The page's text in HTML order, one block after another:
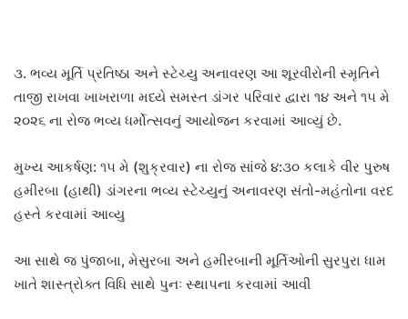
૩. ભવ્ય મૂર્તિ પ્રતિષ્ઠા અને સ્ટેચ્યુ અનાવરણ આ શૂરવીરોની સ્મૃતિને
તાજી રાખવા ખાખરાળા મધ્યે સમસ્ત ડાંગર પરિવાર દ્વારા ૧૪ અને ૧૫ મે
૨૦૨૬ ના રોજ ભવ્ય ધર્મોત્સવનું આયોજન કરવામાં આવ્યું છે.
મુખ્ય આકર્ષણ: ૧૫ મે (શુક્રવાર) ના રોજ સાંજે ૪:૩૦ કલાકે વીર પુરુષ
હમીરબા (હાથી) ડાંગરના ભવ્ય સ્ટેચ્યુનું અનાવરણ સંતો-મહંતોના વરદ
હસ્તે કરવામાં આવ્યુ
આ સાથે જ પુંજાબા, મેસુરબા અને હમીરબાની મૂર્તિઓની સુરપુરા ધામ
ખાતે શાસ્ત્રોક્ત વિધિ સાથે પુનઃ સ્થાપના કરવામાં આવી